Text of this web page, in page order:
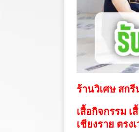
ร้านวิเศษ สก
เสื้อกิจกรรม เ
เชียงราย ตรง